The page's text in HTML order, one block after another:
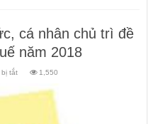
cá nhân chủ trì đề
năm 2018
tắtở
tuyển
1,550